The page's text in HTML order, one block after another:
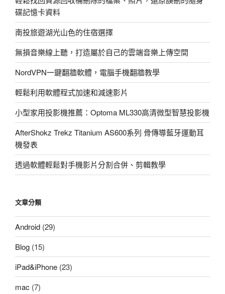
碟記憶卡資料
南投旅遊湖光山色的住宿選擇
無損音樂線上聽，打造屬於自己的雲端音樂上傳空間
NordVPN一鍵翻牆軟體，電腦手機翻牆教學
輕鬆利用軟體程式加速和減速影片
小型家用投影機推薦：Optoma ML330高清微型智慧投影機
AfterShokz Trekz Titanium AS600系列 骨傳導藍牙運動耳
機發表
透過軟體輕鬆對手機影片分割合併、剪輯教學
文章分類
Android (29)
Blog (15)
iPad&iPhone (23)
mac (7)